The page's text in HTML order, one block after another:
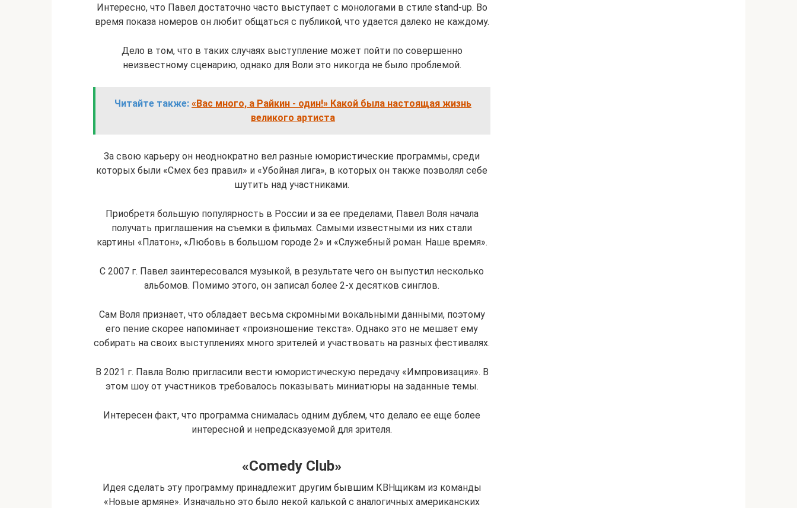
Интересно, что Павел достаточно часто выступает с монологами в стиле stand-up. Во
время показа номеров он любит общаться с публикой, что удается далеко не каждому.
Дело в том, что в таких случаях выступление может пойти по совершенно
неизвестному сценарию, однако для Воли это никогда не было проблемой.
Читайте также: «Вас много, а Райкин - один!» Какой была настоящая жизнь
великого артиста
За свою карьеру он неоднократно вел разные юмористические программы, среди
которых были «Смех без правил» и «Убойная лига», в которых он также позволял себе
шутить над участниками.
Приобретя большую популярность в России и за ее пределами, Павел Воля начала
получать приглашения на съемки в фильмах. Самыми известными из них стали
картины «Платон», «Любовь в большом городе 2» и «Служебный роман. Наше время».
С 2007 г. Павел заинтересовался музыкой, в результате чего он выпустил несколько
альбомов. Помимо этого, он записал более 2-х десятков синглов.
Сам Воля признает, что обладает весьма скромными вокальными данными, поэтому
его пение скорее напоминает «произношение текста». Однако это не мешает ему
собирать на своих выступлениях много зрителей и участвовать на разных фестивалях.
В 2021 г. Павла Волю пригласили вести юмористическую передачу «Импровизация». В
этом шоу от участников требовалось показывать миниатюры на заданные темы.
Интересен факт, что программа снималась одним дублем, что делало ее еще более
интересной и непредсказуемой для зрителя.
«Comedy Club»
Идея сделать эту программу принадлежит другим бывшим КВНщикам из команды
«Новые армяне». Изначально это было некой калькой с аналогичных американских